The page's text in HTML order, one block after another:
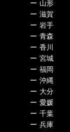
ー 山形
ー 滋賀
ー 岩手
ー 青森
ー 香川
ー 宮城
ー 福岡
ー 沖縄
ー 大分
ー 愛媛
ー 千葉
ー 兵庫